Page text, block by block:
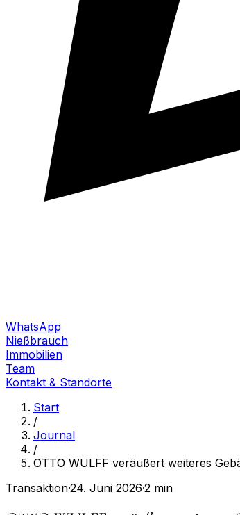
WhatsApp
Nießbrauch
Immobilien
Team
Kontakt & Standorte
Start
/
Journal
/
OTTO WULFF veräußert weiteres
Transaktion·24. Juni 2026·2 min